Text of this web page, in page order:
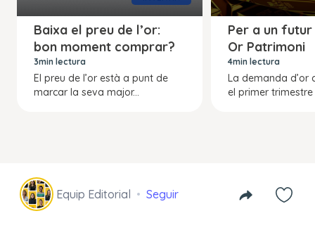
Baixa el preu de l’or:
bon moment comprar?
3min lectura
El preu de l’or està a punt de
marcar la seva major...
Per a un
Or Patrimoni
4min lectura
La demanda d’or
el primer trimestre
Equip Editorial Seguir